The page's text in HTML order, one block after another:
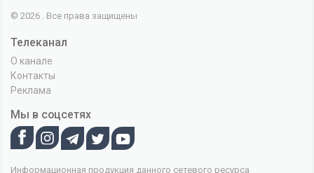
© 2026 . Все права защищены
Телеканал
О канале
Контакты
Реклама
Мы в соцсетях
Информационная продукция данного сетевого ресурса